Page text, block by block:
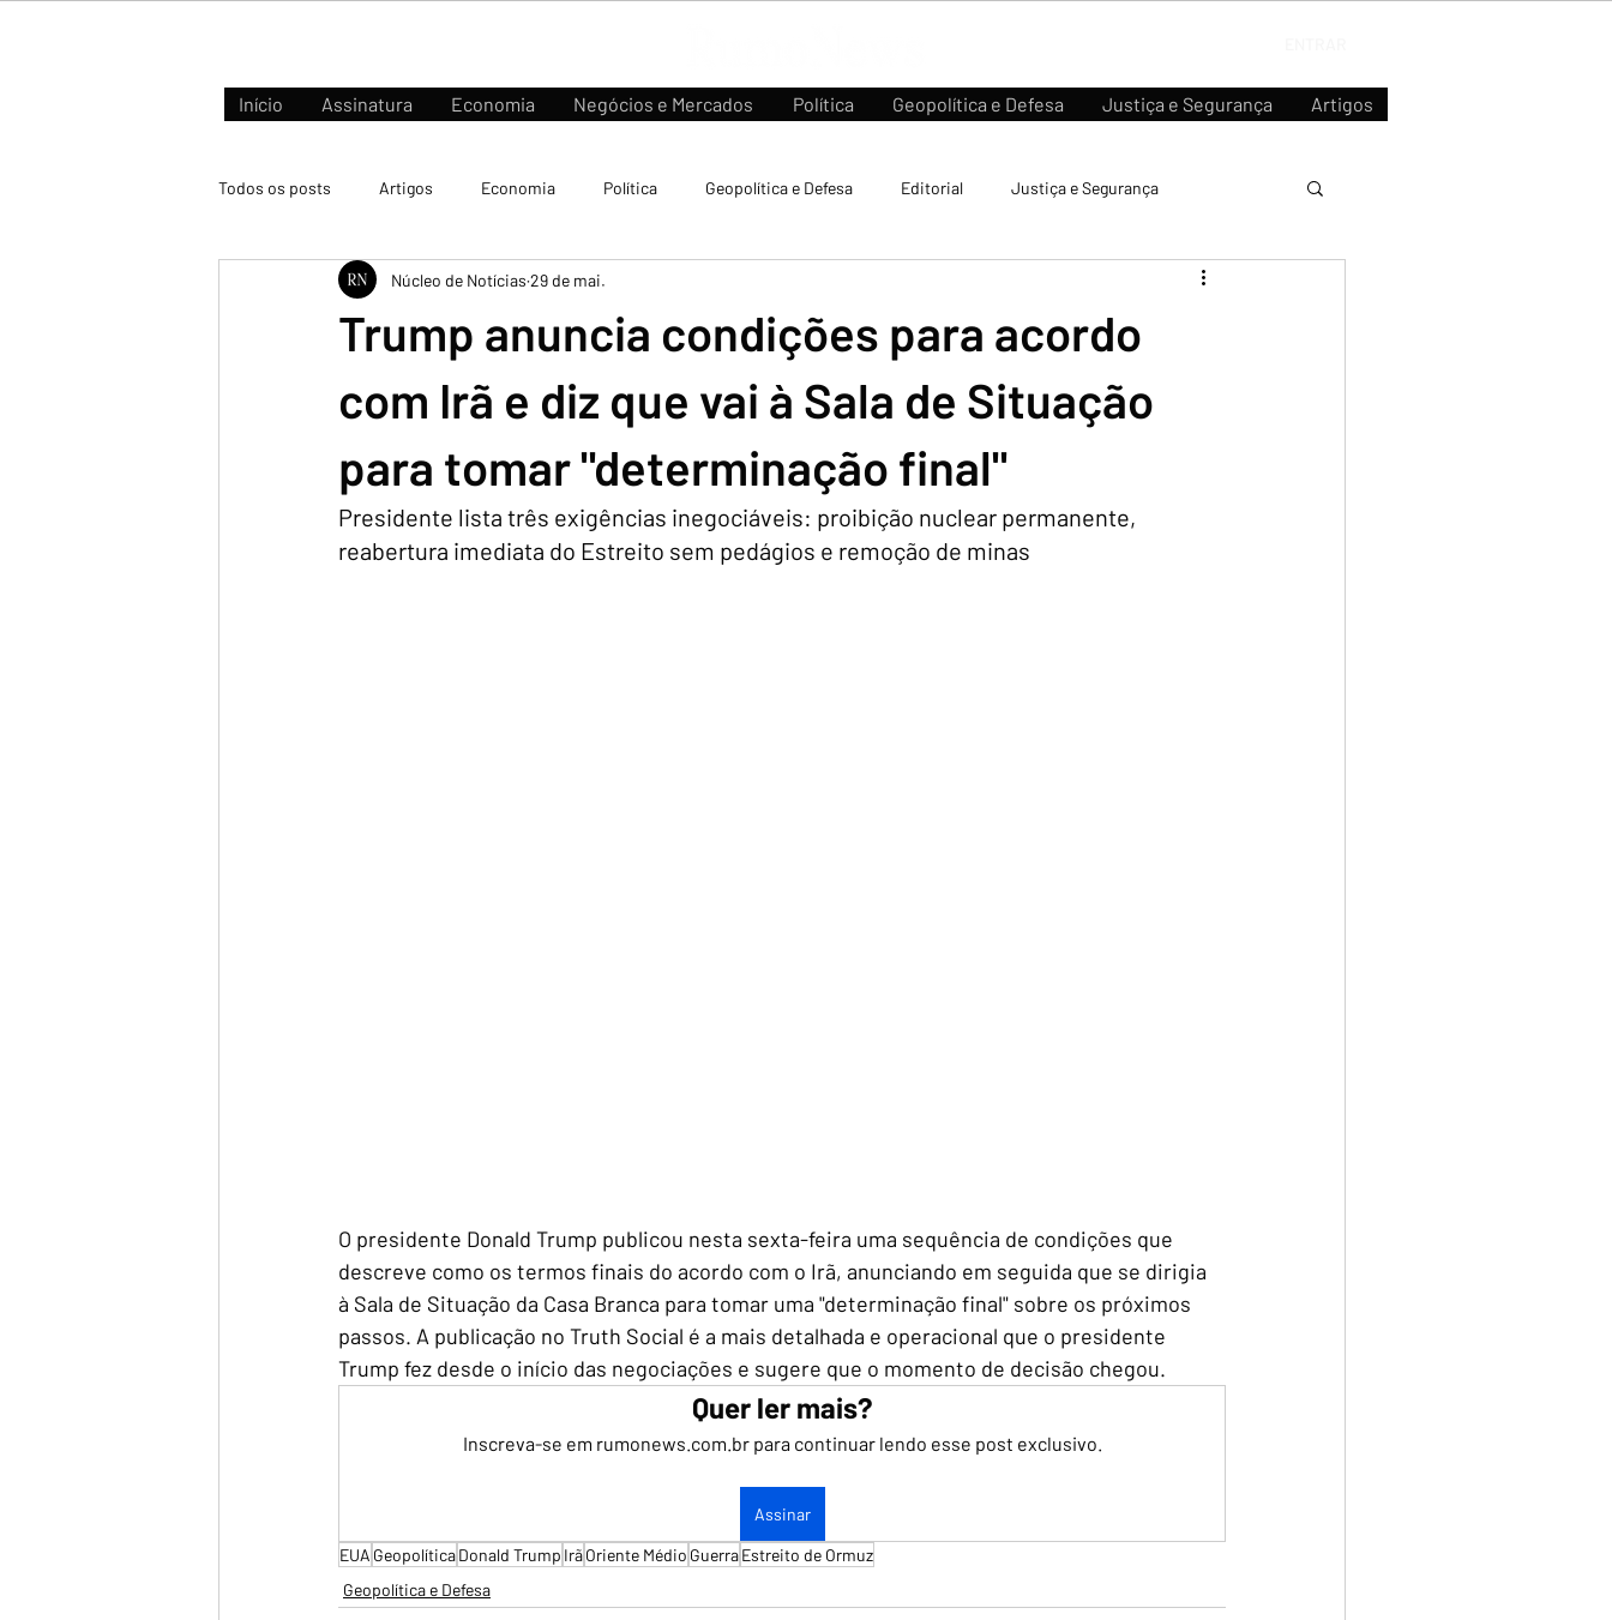
Início Assinatura Economia Negócios e Mercados Política Geopolítica e Defesa Justiça e Segurança Artigos
Todos os posts Artigos Economia Política Geopolítica e Defesa Editorial Justiça e Segurança
Negócios e Mercados
Trump anuncia condições para acordo
com Irã e diz que vai à Sala de Situação
para tomar "determinação final"
Núcleo de Notícias 29 de mai.
Presidente lista três exigências inegociáveis: proibição nuclear permanente,
reabertura imediata do Estreito sem pedágios e remoção de minas
O presidente Donald Trump publicou nesta sexta-feira uma sequência de condições que
descreve como os termos finais do acordo com o Irã, anunciando em seguida que se dirigia
à Sala de Situação da Casa Branca para tomar uma "determinação final" sobre os próximos
passos. A publicação no Truth Social é a mais detalhada e operacional que o presidente
Trump fez desde o início das negociações e sugere que o momento de decisão chegou.
Quer ler mais?
Inscreva-se em rumonews.com.br para continuar lendo esse post exclusivo.
Assinar
EUA GeopolíticaDonald Trump IrãOriente Médio GuerraEstreito de Ormuz
Geopolítica e Defesa